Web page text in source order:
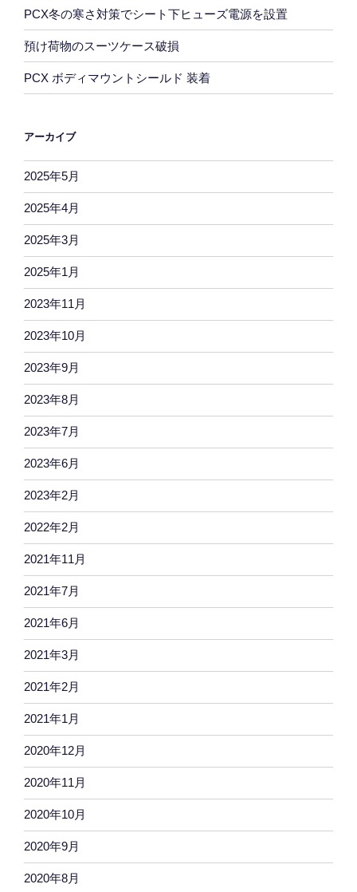
PCX冬の寒さ対策でシート下ヒューズ電源を設置
預け荷物のスーツケース破損
PCX ボディマウントシールド 装着
アーカイブ
2025年5月
2025年4月
2025年3月
2025年1月
2023年11月
2023年10月
2023年9月
2023年8月
2023年7月
2023年6月
2023年2月
2022年2月
2021年11月
2021年7月
2021年6月
2021年3月
2021年2月
2021年1月
2020年12月
2020年11月
2020年10月
2020年9月
2020年8月